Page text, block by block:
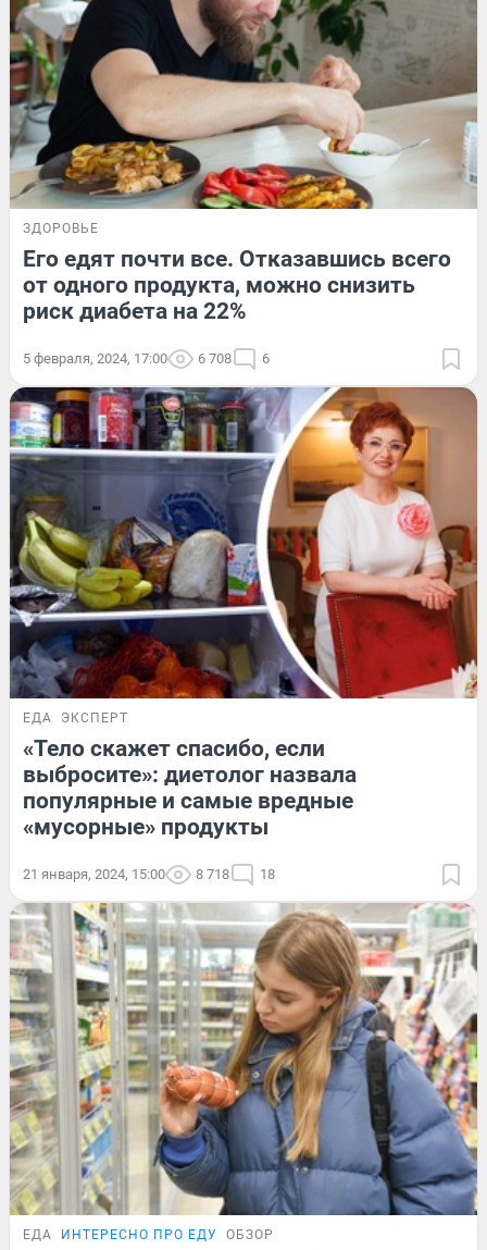
ЗДОРОВЬЕ
Его едят почти все. Отказавшись всего
от одного продукта, можно снизить
риск диабета на 22%
5 февраля, 2024, 17:00 6 708 6
ЕДА ЭКСПЕРТ
«Тело скажет спасибо, если
выбросите»: диетолог назвала
популярные и самые вредные
«мусорные» продукты
21 января, 2024, 15:00 8 718 18
ЕДА ИНТЕРЕСНО ПРО ЕДУ ОБЗОР